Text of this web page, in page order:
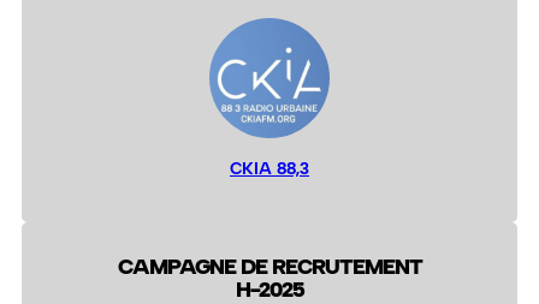
CKIA 88,3
CAMPAGNE DE RECRUTEMENT
H-2025